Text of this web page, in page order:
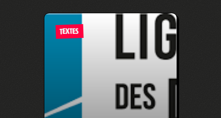
TEXTES